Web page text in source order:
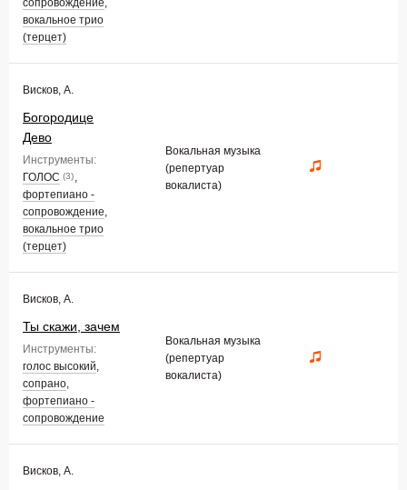
сопровождение,
вокальное трио
(терцет)
Висков, А.
Богородице
Дево
Инструменты:
ГОЛОС (3),
фортепиано -
сопровождение,
вокальное трио
(терцет)
Вокальная музыка
(репертуар
вокалиста)
Висков, А.
Ты скажи, зачем
Инструменты:
голос высокий,
сопрано,
фортепиано -
сопровождение
Вокальная музыка
(репертуар
вокалиста)
Висков, А.